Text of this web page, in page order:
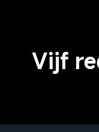
Vijf